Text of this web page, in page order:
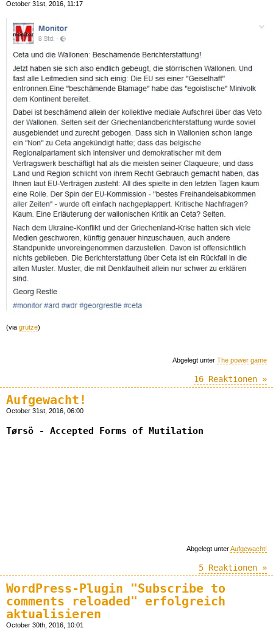
October 31st, 2016, 11:17
(via grütze)
Abgelegt unter The power game
16 Reaktionen »
Aufgewacht!
October 31st, 2016, 06:00
Tørsö - Accepted Forms of Mutilation
Abgelegt unterAufgewacht!
5 Reaktionen »
WordPress-Plugin "Subscribe to
comments reloaded" erfolgreich
aktualisieren
October 30th, 2016, 10:01